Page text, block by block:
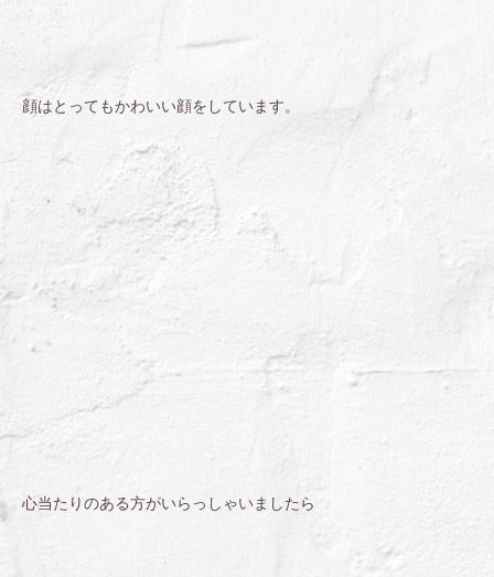
顔はとってもかわいい顔をしています。
心当たりのある方がいらっしゃいましたら